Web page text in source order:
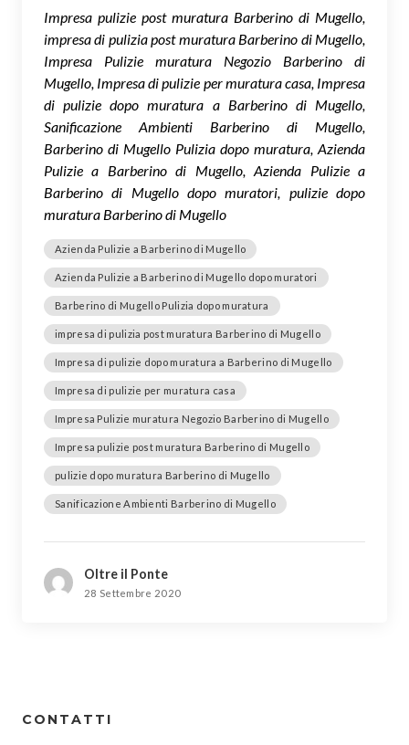
Impresa pulizie post muratura Barberino di Mugello,
impresa di pulizia post muratura Barberino di Mugello,
Impresa Pulizie muratura Negozio Barberino di
Mugello, Impresa di pulizie per muratura casa, Impresa
di pulizie dopo muratura a Barberino di Mugello,
Sanificazione Ambienti Barberino di Mugello,
Barberino di Mugello Pulizia dopo muratura, Azienda
Pulizie a Barberino di Mugello, Azienda Pulizie a
Barberino di Mugello dopo muratori, pulizie dopo
muratura Barberino di Mugello
Azienda Pulizie a Barberino di Mugello
Azienda Pulizie a Barberino di Mugello dopo muratori
Barberino di Mugello Pulizia dopo muratura
impresa di pulizia post muratura Barberino di Mugello
Impresa di pulizie dopo muratura a Barberino di Mugello
Impresa di pulizie per muratura casa
Impresa Pulizie muratura Negozio Barberino di Mugello
Impresa pulizie post muratura Barberino di Mugello
pulizie dopo muratura Barberino di Mugello
Sanificazione Ambienti Barberino di Mugello
Oltre il Ponte
28 Settembre 2020
CONTATTI